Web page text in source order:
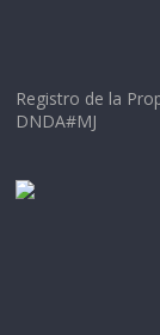
Registro de la
DNDA#MJ